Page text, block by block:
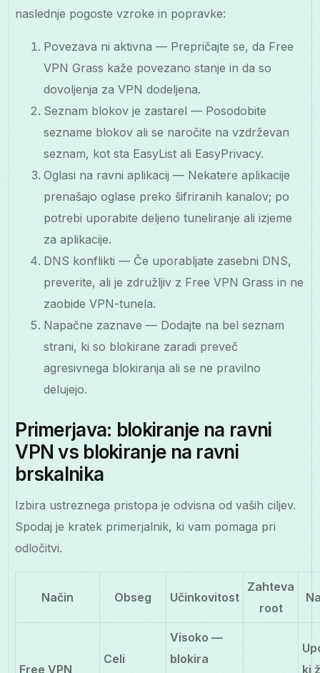
naslednje pogoste vzroke in popravke:
Povezava ni aktivna — Prepričajte se, da Free
VPN Grass kaže povezano stanje in da so
dovoljenja za VPN dodeljena.
Seznam blokov je zastarel — Posodobite
sezname blokov ali se naročite na vzdrževan
seznam, kot sta EasyList ali EasyPrivacy.
Oglasi na ravni aplikacij — Nekatere aplikacije
prenašajo oglase preko šifriranih kanalov; po
potrebi uporabite deljeno tuneliranje ali izjeme
za aplikacije.
DNS konflikti — Če uporabljate zasebni DNS,
preverite, ali je združljiv z Free VPN Grass in ne
zaobide VPN-tunela.
Napačne zaznave — Dodajte na bel seznam
strani, ki so blokirane zaradi preveč
agresivnega blokiranja ali se ne pravilno
delujejo.
Primerjava: blokiranje na ravni
VPN vs blokiranje na ravni
brskalnika
Izbira ustreznega pristopa je odvisna od vaših ciljev.
Spodaj je kratek primerjalnik, ki vam pomaga pri
odločitvi.
Način Obseg Učinkovitost
Zahteva
root
Free VPN
Celi
Visoko —
blokira
ki